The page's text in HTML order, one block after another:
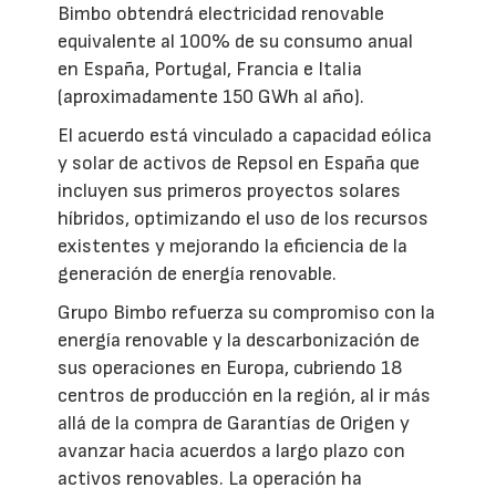
Bimbo obtendrá electricidad renovable
equivalente al 100% de su consumo anual
en España, Portugal, Francia e Italia
(aproximadamente 150 GWh al año).
El acuerdo está vinculado a capacidad eólica
y solar de activos de Repsol en España que
incluyen sus primeros proyectos solares
híbridos, optimizando el uso de los recursos
existentes y mejorando la eficiencia de la
generación de energía renovable.
Grupo Bimbo refuerza su compromiso con la
energía renovable y la descarbonización de
sus operaciones en Europa, cubriendo 18
centros de producción en la región, al ir más
allá de la compra de Garantías de Origen y
avanzar hacia acuerdos a largo plazo con
activos renovables. La operación ha